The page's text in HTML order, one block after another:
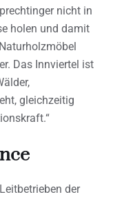
nicht in
holen und damit
Das Innviertel ist
gleichzeitig
der